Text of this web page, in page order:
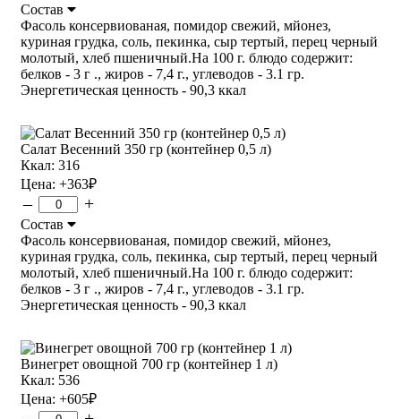
Состав
Фасоль консервиованая, помидор свежий, мйонез,
куриная грудка, соль, пекинка, сыр тертый, перец черный
молотый, хлеб пшеничный.На 100 г. блюдо содержит:
белков - 3 г ., жиров - 7,4 г., углеводов - 3.1 гр.
Энергетическая ценность - 90,3 ккал
Салат Весенний 350 гр (контейнер 0,5 л)
Ккал: 316
Цена: +363₽
– +
Состав
Фасоль консервиованая, помидор свежий, мйонез,
куриная грудка, соль, пекинка, сыр тертый, перец черный
молотый, хлеб пшеничный.На 100 г. блюдо содержит:
белков - 3 г ., жиров - 7,4 г., углеводов - 3.1 гр.
Энергетическая ценность - 90,3 ккал
Винегрет овощной 700 гр (контейнер 1 л)
Ккал: 536
Цена: +605₽